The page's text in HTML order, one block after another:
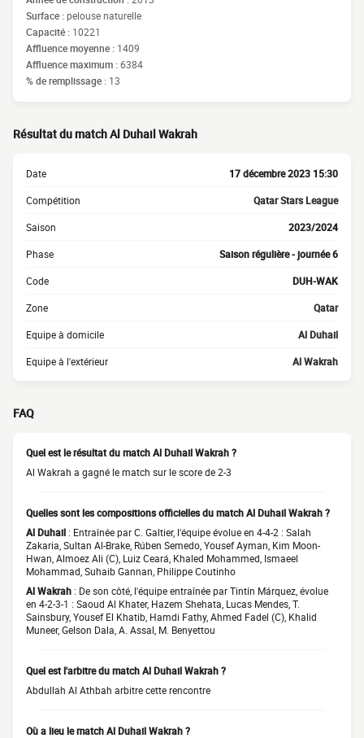
Surface :pelouse naturelle
Capacité : 10221
Affluence moyenne : 1409
Affluence maximum :6384
% de remplissage : 13
Résultat du match Al Duhail Wakrah
Date 17 décembre 2023 15:30
Compétition Qatar Stars League
Saison 2023/2024
Phase Saison régulière - journée 6
Code DUH-WAK
Zone Qatar
Equipe à domicile Al Duhail
Equipe à l'extérieur Al Wakrah
FAQ
Quel est le résultat du match Al Duhail Wakrah ?
Al Wakrah a gagné le match sur le score de 2-3
Quelles sont les compositions officielles du match Al Duhail Wakrah ?
Al Duhail : Entraînée par C. Galtier, l'équipe évolue en 4-4-2 : Salah
Zakaria, Sultan Al-Brake, Rúben Semedo, Yousef Ayman, Kim Moon-
Hwan, Almoez Ali (C), Luiz Ceará, Khaled Mohammed, Ismaeel
Mohammad, Suhaib Gannan, Philippe Coutinho
Al Wakrah : De son côté, l'équipe entraînée par Tintín Márquez, évolue
en 4-2-3-1 : Saoud Al Khater, Hazem Shehata, Lucas Mendes, T.
Sainsbury, Yousef El Khatib, Hamdi Fathy, Ahmed Fadel (C), Khalid
Muneer, Gelson Dala, A. Assal, M. Benyettou
Quel est l'arbitre du match Al Duhail Wakrah ?
Abdullah Al Athbah arbitre cette rencontre
Où a lieu le match Al Duhail Wakrah ?